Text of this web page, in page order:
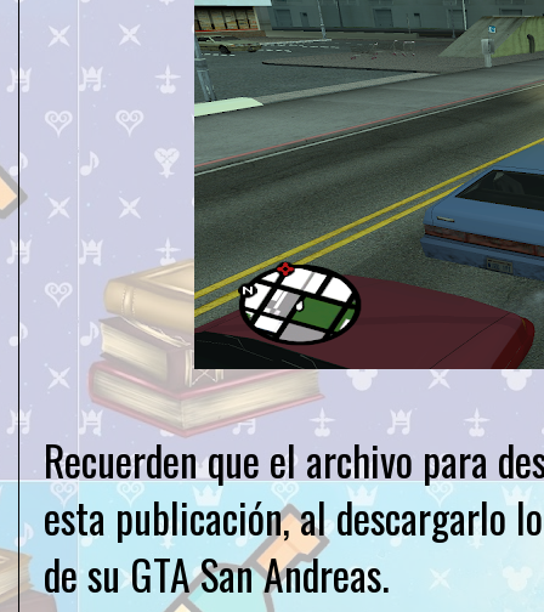
Recuerden que el archivo para
esta publicación, al descargarlo
de su GTA San Andreas.